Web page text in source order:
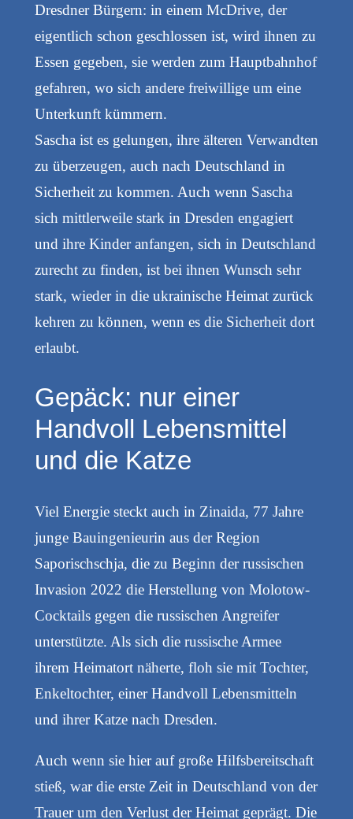
Dresdner Bürgern: in einem McDrive, der
eigentlich schon geschlossen ist, wird ihnen zu
Essen gegeben, sie werden zum Hauptbahnhof
gefahren, wo sich andere freiwillige um eine
Unterkunft kümmern.
Sascha ist es gelungen, ihre älteren Verwandten
zu überzeugen, auch nach Deutschland in
Sicherheit zu kommen. Auch wenn Sascha
sich mittlerweile stark in Dresden engagiert
und ihre Kinder anfangen, sich in Deutschland
zurecht zu finden, ist bei ihnen Wunsch sehr
stark, wieder in die ukrainische Heimat zurück
kehren zu können, wenn es die Sicherheit dort
erlaubt.
Gepäck: nur einer
Handvoll Lebensmittel
und die Katze
Viel Energie steckt auch in Zinaida, 77 Jahre
junge Bauingenieurin aus der Region
Saporischschja, die zu Beginn der russischen
Invasion 2022 die Herstellung von Molotow-
Cocktails gegen die russischen Angreifer
unterstützte. Als sich die russische Armee
ihrem Heimatort näherte, floh sie mit Tochter,
Enkeltochter, einer Handvoll Lebensmitteln
und ihrer Katze nach Dresden.
Auch wenn sie hier auf große Hilfsbereitschaft
stieß, war die erste Zeit in Deutschland von der
Trauer um den Verlust der Heimat geprägt. Die